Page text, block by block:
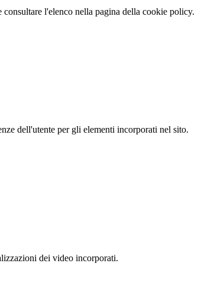
l'elenco nella pagina della cookie policy.
dell'utente per gli elementi incorporati nel sito.
dei video incorporati.